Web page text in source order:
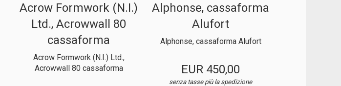
Acrow Formwork (N.I.)
Ltd., Acrowwall 80
cassaforma
Acrow Formwork (N.I.) Ltd.,
Acrowwall 80 cassaforma
Alphonse, cassaforma
Alufort
Alphonse, cassaforma Alufort
EUR 450,00
senza tasse più la spedizione